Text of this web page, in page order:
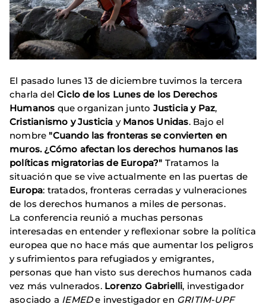
El pasado lunes 13 de diciembre tuvimos la tercera
charla delCiclo de los Lunes de los Derechos
Humanos que organizan junto Justicia y Paz,
Cristianismo y Justicia y Manos Unidas. Bajo el
nombre "Cuando las fronteras se convierten en
muros. ¿Cómo afectan los derechos humanos las
políticas migratorias de Europa?" Tratamos la
situación que se vive actualmente en las puertas de
Europa: tratados, fronteras cerradas y vulneraciones
de los derechos humanos a miles de personas.
La conferencia reunió a muchas personas
interesadas en entender y reflexionar sobre la política
europea que no hace más que aumentar los peligros
y sufrimientos para refugiados y emigrantes,
personas que han visto sus derechos humanos cada
vez más vulnerados. Lorenzo Gabrielli, investigador
asociado a IEMEDe investigador en GRITIM-UPF